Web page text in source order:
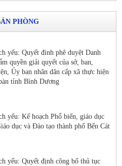
PHÒNG
yếu: Quyết đinh phê duyệt Danh
quyền giải quyết của sở, ban,
Ủy ban nhân dân cấp xã thực hiện
tỉnh Bình Dương
yếu: Kế hoạch Phổ biến, giáo dục
dục và Đào tạo thành phố Bến Cát
yếu: Quyết định công bố thủ tục